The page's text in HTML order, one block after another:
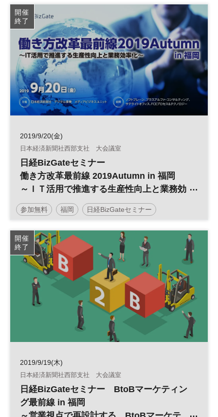
日経産業新聞フォーラム
開催
終了
2019/9/20(金)
日本経済新聞社西部支社 大会議室
日経BizGateセミナー
働き方改革最前線 2019Autumn in 福岡
～ＩＴ活用で推進する生産性向上と業務効
率化～
参加無料 福岡 日経BizGateセミナー
働き方改革 テレワーク 業務効率化 生産性向上
営業支援システム RPA ビジネスチャット
開催
終了
2019/9/19(木)
日本経済新聞社西部支社 大会議室
日経BizGateセミナー BtoBマーケティン
グ最前線 in 福岡